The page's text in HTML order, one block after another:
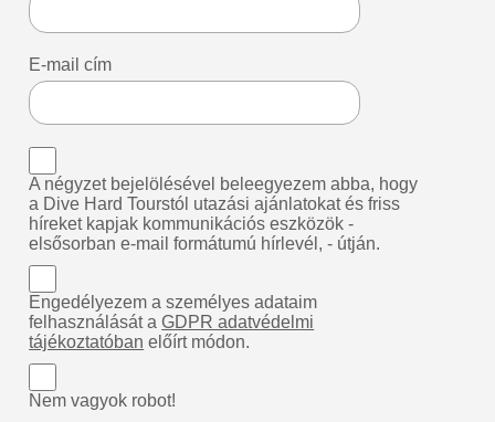
E-mail cím
A négyzet bejelölésével beleegyezem abba, hogy
a Dive Hard Tourstól utazási ajánlatokat és friss
híreket kapjak kommunikációs eszközök -
elsősorban e-mail formátumú hírlevél, - útján.
Engedélyezem a személyes adataim
felhasználását aGDPR adatvédelmi
tájékoztatóban előírt módon.
Nem vagyok robot!